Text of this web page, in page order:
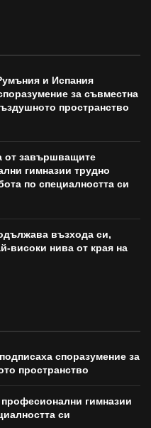
и Испания
за съвместна
пространство
от завършващите
гимназии трудно
по специалността си
възхода си,
високи нива от края на
споразумение за
пространство
гимназии
си